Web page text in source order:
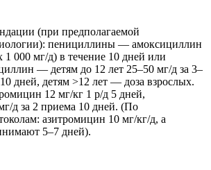
(при предполагаемой
пенициллины — амоксициллин
1 000 мг/д) в течение 10 дней или
— детям до 12 лет 25–50 мг/д за 3–
дней, детям >12 лет — доза взрослых.
12 мг/кг 1 р/д 5 дней,
д за 2 приема 10 дней. (По
азитромицин 10 мг/кг/д, а
5–7 дней).